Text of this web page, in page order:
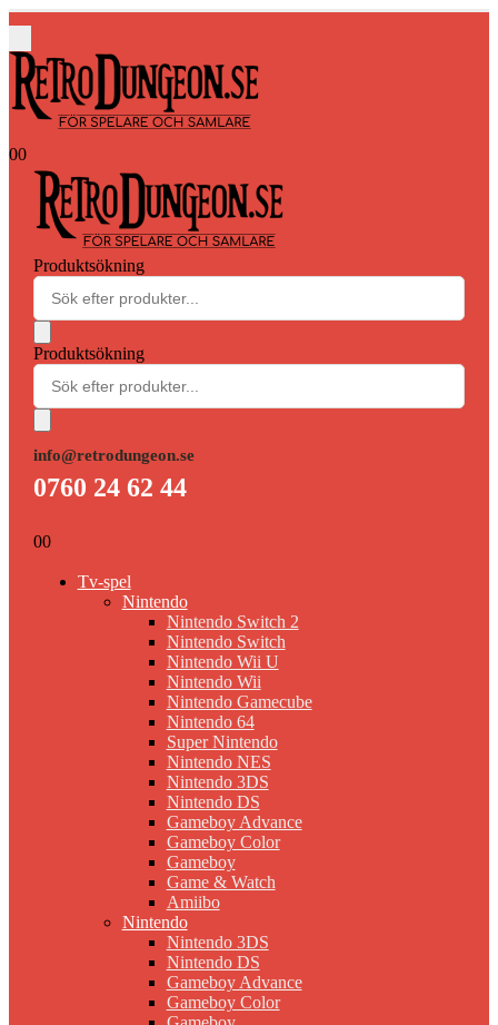
00
Produktsökning
Produktsökning
info@retrodungeon.se
0760 24 62 44
00
Tv-spel
Nintendo
Nintendo Switch 2
Nintendo Switch
Nintendo Wii U
Nintendo Wii
Nintendo Gamecube
Nintendo 64
Super Nintendo
Nintendo NES
Nintendo 3DS
Nintendo DS
Gameboy Advance
Gameboy Color
Gameboy
Game & Watch
Amiibo
Nintendo
Nintendo 3DS
Nintendo DS
Gameboy Advance
Gameboy Color